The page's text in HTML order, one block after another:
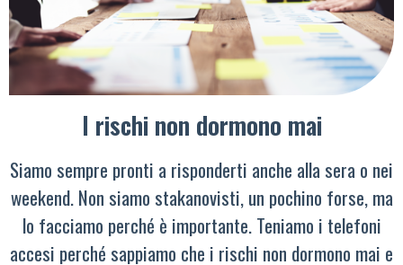
I rischi non dormono mai
Siamo sempre pronti a risponderti anche alla sera o nei
weekend. Non siamo stakanovisti, un pochino forse, ma
lo facciamo perché è importante. Teniamo i telefoni
accesi perché sappiamo che i rischi non dormono mai e